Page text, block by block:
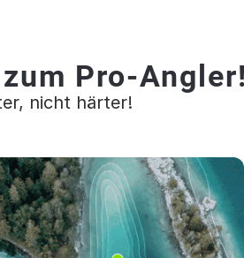
Pro-
nicht härter!